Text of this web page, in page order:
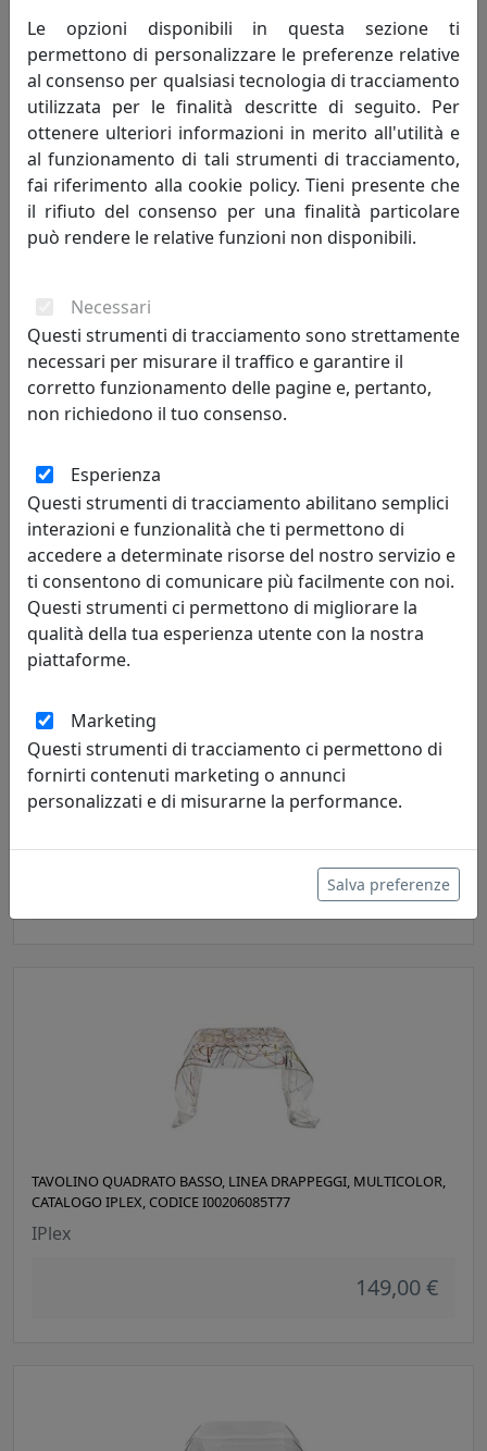
IPlex
257,00 €
TAVOLINO QUADRATO BASSO, LINEA DRAPPEGGI, BIANCO,
CATALOGO IPLEX, CODICE I00206085P01
149,00 €
TAVOLINO QUADRATO BASSO, LINEA DRAPPEGGI, FUMÈ,
CATALOGO IPLEX, CODICE I00206085T74
149,00 €
TAVOLINO QUADRATO BASSO, LINEA DRAPPEGGI, MULTICOLOR,
CATALOGO IPLEX, CODICE I00206085T77
IPlex
149,00 €
Le opzioni disponibili in questa sezione ti
permettono di personalizzare le preferenze relative
al consenso per qualsiasi tecnologia di tracciamento
utilizzata per le finalità descritte di seguito. Per
ottenere ulteriori informazioni in merito all'utilità e
al funzionamento di tali strumenti di tracciamento,
fai riferimento alla cookie policy. Tieni presente che
il rifiuto del consenso per una finalità particolare
può rendere le relative funzioni non disponibili.
Necessari
Questi strumenti di tracciamento sono strettamente
necessari per misurare il traffico e garantire il
corretto funzionamento delle pagine e, pertanto,
non richiedono il tuo consenso.
Esperienza
Questi strumenti di tracciamento abilitano semplici
interazioni e funzionalità che ti permettono di
accedere a determinate risorse del nostro servizio e
ti consentono di comunicare più facilmente con noi.
Questi strumenti ci permettono di migliorare la
qualità della tua esperienza utente con la nostra
piattaforme.
Marketing
Questi strumenti di tracciamento ci permettono di
fornirti contenuti marketing o annunci
personalizzati e di misurarne la performance.
Salva preferenze